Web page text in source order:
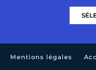
Mentions légales